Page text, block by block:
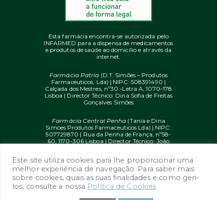
Esta farmácia encontra-se autorizada pelo
INFARMED para a dispensa de medicamentos
e produtos de saúde ao domicílio e através da
internet.
Farmácia Patria (D.T. Simões – Produtos
Farmaceuticos, Lda) | NIPC: 508391490 |
Calçada dos Mestres, nº30 -Letra A, 1070-178
Lisboa | Director Técnico: Dina Sofia de Freitas
Gonçalves Simões
Farmácia Central Penha (Tania e Dina
Simoes Produtos Farmaceuticos Lda) | NIPC:
507729870 | Rua da Penha de França, nº58-
60, 1170-306 Lisboa | Director Técnico: João
© 2020 farmaciaon.pt | Design and
Development: iupi.agencyby Dual Up
Consulting Group
Este site utiliza cookies para lhe proporcionar uma
melhor experiência de navegação. Para saber mais
sobre cookies, quais as suas finalidades e como geri-
los, consulte a nossa Política de Cookies